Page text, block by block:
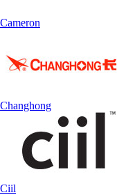
Cameron
Changhong
Ciil